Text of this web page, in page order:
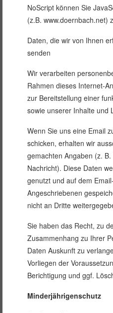
NoScript können Sie
(z.B. www.doernbach.net)
Daten, die wir von Ihnen
senden
Wir verarbeiten
Rahmen dieses Internet-
zur Bereitstellung einer
sowie unserer Inhalte und
Wenn Sie uns eine Email
schicken, erhalten wir
gemachten Angaben (z.
Nachricht). Diese Daten
genutzt und auf dem
Angeschriebenen
nicht an Dritte
Sie haben das Recht, zu
Zusammenhang zu Ihrer
Daten Auskunft zu
Vorliegen der
Berichtigung und ggf.
Minderjährigenschutz